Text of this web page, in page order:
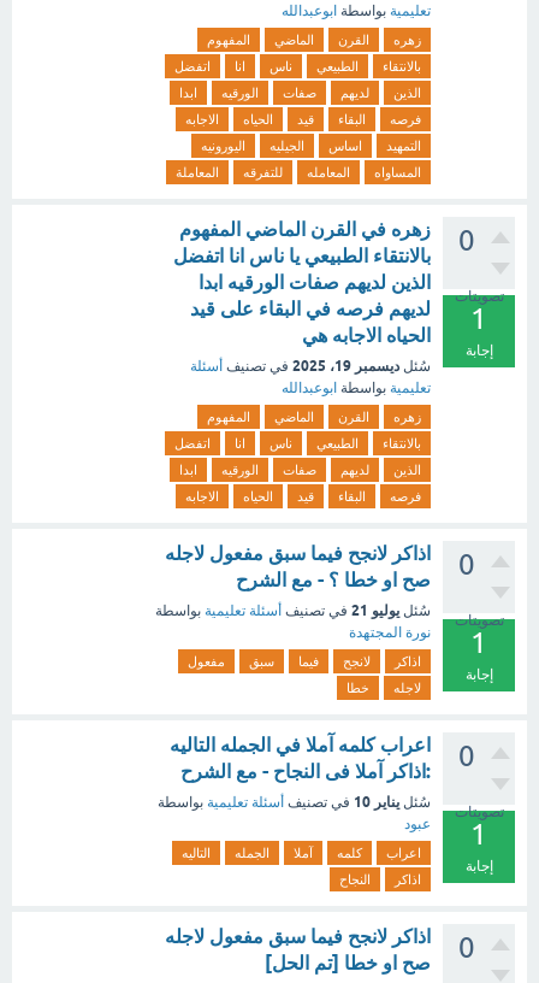
تعليمية بواسطة ابوعبدالله
زهره القرن الماضي
المفهوم
بالانتقاء
الطبيعي ناس انا
اتفضل
الذين
لديهم صفات الورقيه
ابدا
فرصه
البقاء قيد الحياه
الاجابه
التمهيد
اساس الجيليه
اليورونيه
المساواه
المعامله للتفرقه المعاملة
0
تصويتات
1
إجابة
زهره في القرن الماضي المفهوم
بالانتقاء الطبيعي يا ناس انا اتفضل
الذين لديهم صفات الورقيه ابدا
لديهم فرصه في البقاء على قيد
الحياه الاجابه هي
سُئل ديسمبر 19، 2025 في تصنيف أسئلة
تعليمية بواسطة ابوعبدالله
زهره القرن الماضي
المفهوم
بالانتقاء
الطبيعي ناس انا
اتفضل
الذين
لديهم صفات الورقيه
ابدا
فرصه
البقاء قيد الحياه الاجابه
0
تصويتات
1
إجابة
اذاكر لانجح فيما سبق مفعول لاجله
صح او خطا ؟ - مع الشرح
سُئل يوليو 21 في تصنيف أسئلة تعليمية بواسطة
نورة المجتهدة
اذاكر لانجح فيما سبق
مفعول
لاجله
خطا
0
تصويتات
1
إجابة
اعراب كلمه آملا في الجمله التاليه
:اذاكر آملا فى النجاح - مع الشرح
سُئل يناير 10 في تصنيف أسئلة تعليمية بواسطة
عبود
اعراب كلمه آملا الجمله
التاليه
اذاكر
النجاح
0
اذاكر لانجح فيما سبق مفعول لاجله
صح او خطا [تم الحل]